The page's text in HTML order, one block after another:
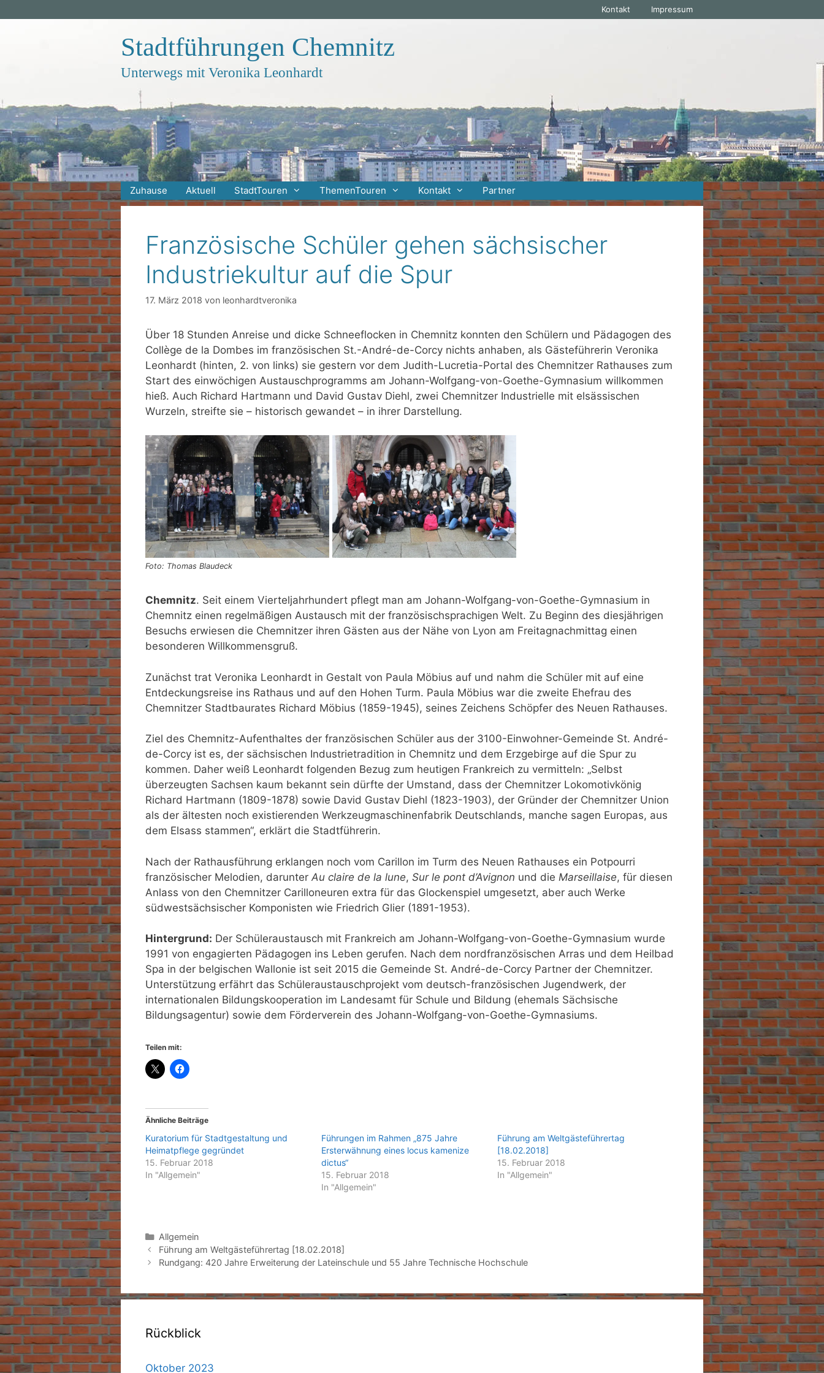
Inhalt
Kontakt Impressum
Stadtführungen Chemnitz
Unterwegs mit Veronika Leonhardt
Zuhause Aktuell StadtTouren ThemenTouren Kontakt Partner
Französische Schüler gehen sächsischer
Industriekultur auf die Spur
17. März 2018 von leonhardtveronika
Über 18 Stunden Anreise und dicke Schneeflocken in Chemnitz konnten den Schülern und Pädagogen des
Collège de la Dombes im französischen St.-André-de-Corcy nichts anhaben, als Gästeführerin Veronika
Leonhardt (hinten, 2. von links) sie gestern vor dem Judith-Lucretia-Portal des Chemnitzer Rathauses zum
Start des einwöchigen Austauschprogramms am Johann-Wolfgang-von-Goethe-Gymnasium willkommen
hieß. Auch Richard Hartmann und David Gustav Diehl, zwei Chemnitzer Industrielle mit elsässischen
Wurzeln, streifte sie – historisch gewandet – in ihrer Darstellung.
Foto: Thomas Blaudeck
Chemnitz. Seit einem Vierteljahrhundert pflegt man am Johann-Wolfgang-von-Goethe-Gymnasium in
Chemnitz einen regelmäßigen Austausch mit der französischsprachigen Welt. Zu Beginn des diesjährigen
Besuchs erwiesen die Chemnitzer ihren Gästen aus der Nähe von Lyon am Freitagnachmittag einen
besonderen Willkommensgruß.
Zunächst trat Veronika Leonhardt in Gestalt von Paula Möbius auf und nahm die Schüler mit auf eine
Entdeckungsreise ins Rathaus und auf den Hohen Turm. Paula Möbius war die zweite Ehefrau des
Chemnitzer Stadtbaurates Richard Möbius (1859-1945), seines Zeichens Schöpfer des Neuen Rathauses.
Ziel des Chemnitz-Aufenthaltes der französischen Schüler aus der 3100-Einwohner-Gemeinde St. André-
de-Corcy ist es, der sächsischen Industrietradition in Chemnitz und dem Erzgebirge auf die Spur zu
kommen. Daher weiß Leonhardt folgenden Bezug zum heutigen Frankreich zu vermitteln: „Selbst
überzeugten Sachsen kaum bekannt sein dürfte der Umstand, dass der Chemnitzer Lokomotivkönig
Richard Hartmann (1809-1878) sowie David Gustav Diehl (1823-1903), der Gründer der Chemnitzer Union
als der ältesten noch existierenden Werkzeugmaschinenfabrik Deutschlands, manche sagen Europas, aus
dem Elsass stammen“, erklärt die Stadtführerin.
Nach der Rathausführung erklangen noch vom Carillon im Turm des Neuen Rathauses ein Potpourri
französischer Melodien, darunter Au claire de la lune, Sur le pont d’Avignon und die Marseillaise, für diesen
Anlass von den Chemnitzer Carilloneuren extra für das Glockenspiel umgesetzt, aber auch Werke
südwestsächsischer Komponisten wie Friedrich Glier (1891-1953).
Hintergrund: Der Schüleraustausch mit Frankreich am Johann-Wolfgang-von-Goethe-Gymnasium wurde
1991 von engagierten Pädagogen ins Leben gerufen. Nach dem nordfranzösischen Arras und dem Heilbad
Spa in der belgischen Wallonie ist seit 2015 die Gemeinde St. André-de-Corcy Partner der Chemnitzer.
Unterstützung erfährt das Schüleraustauschprojekt vom deutsch-französischen Jugendwerk, der
internationalen Bildungskooperation im Landesamt für Schule und Bildung (ehemals Sächsische
Bildungsagentur) sowie dem Förderverein des Johann-Wolfgang-von-Goethe-Gymnasiums.
Teilen mit:
Ähnliche Beiträge
Kuratorium für Stadtgestaltung und
Heimatpflege gegründet
15. Februar 2018
In "Allgemein"
Führungen im Rahmen „875 Jahre
Ersterwähnung eines locus kamenize
dictus“
15. Februar 2018
In "Allgemein"
Führung am Weltgästeführertag
[18.02.2018]
15. Februar 2018
In "Allgemein"
Kategorien
Allgemein
Führung am Weltgästeführertag [18.02.2018]
Rundgang: 420 Jahre Erweiterung der Lateinschule und 55 Jahre Technische Hochschule
Rückblick
Oktober 2023